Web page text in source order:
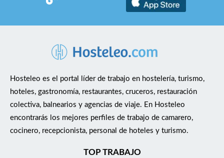
Hosteleo es el portal líder de trabajo en hostelería, turismo,
hoteles, gastronomía, restaurantes, cruceros, restauración
colectiva, balnearios y agencias de viaje. En Hosteleo
encontrarás los mejores perfiles de trabajo de camarero,
cocinero, recepcionista, personal de hoteles y turismo.
TOP TRABAJO